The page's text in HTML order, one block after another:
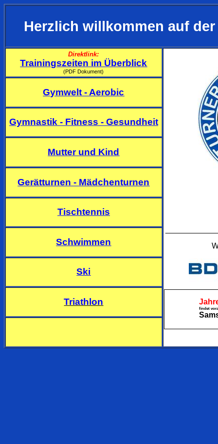
Herzlich willkommen auf
Direktlink:
Trainingszeiten im Überblick
(PDF Dokument)
findet
Gymwelt - Aerobic
Gymnastik - Fitness - Gesundheit
Mutter und Kind
Gerätturnen- Mädchenturnen
Tischtennis
Schwimmen
Ski
Triathlon